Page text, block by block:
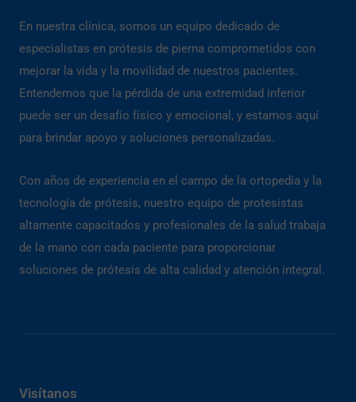
En nuestra clínica, somos un equipo dedicado de
especialistas en prótesis de pierna comprometidos con
mejorar la vida y la movilidad de nuestros pacientes.
Entendemos que la pérdida de una extremidad inferior
puede ser un desafío físico y emocional, y estamos aquí
para brindar apoyo y soluciones personalizadas.
Con años de experiencia en el campo de la ortopedia y la
tecnología de prótesis, nuestro equipo de protesistas
altamente capacitados y profesionales de la salud trabaja
de la mano con cada paciente para proporcionar
soluciones de prótesis de alta calidad y atención integral.
Visítanos